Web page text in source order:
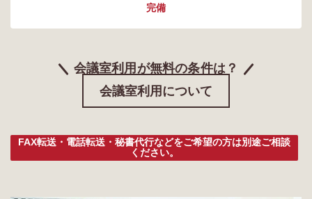
完備
会議室利用が無料の条件は？
会議室利用について
FAX転送・電話転送・秘書代行などをご希望の方は別途ご相談
ください。